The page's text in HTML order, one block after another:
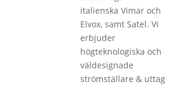
italienska Vimar och
Elvox, samt Satel. Vi
erbjuder
högteknologiska och
väldesignade
strömställare & uttag